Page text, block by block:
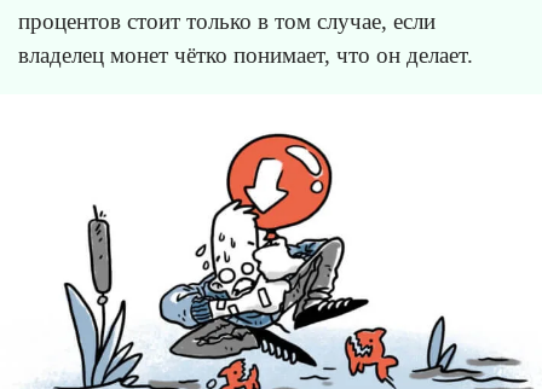
процентов стоит только в том случае, если
владелец монет чётко понимает, что он делает.